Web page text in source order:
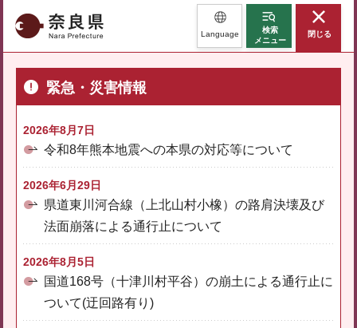
奈良県 Language
検索
メニュー
閉じる
緊急・災害情報
2026年8月7日
令和8年熊本地震への本県の対応等について
2026年6月29日
県道東川河合線（上北山村小橡）の路肩決壊及び
法面崩落による通行止について
2026年8月5日
国道168号（十津川村平谷）の崩土による通行止に
ついて(迂回路有り)